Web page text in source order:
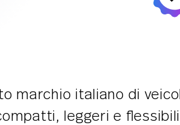
marchio italiano di
leggeri e